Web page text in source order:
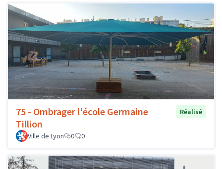
75 - Ombrager l'école Germaine
Tillion
Réalisé
Ville de Lyon 0 0